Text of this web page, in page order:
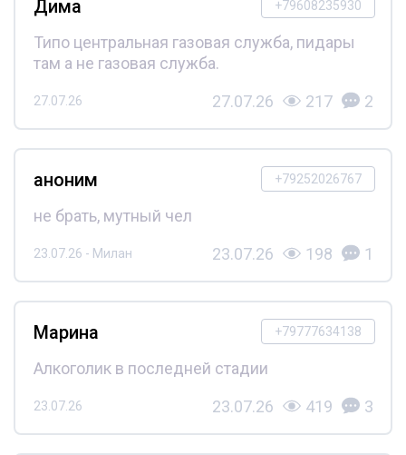
+79608235930
Дима
Типо центральная газовая служба, пидары
там а не газовая служба.
27.07.26 27.07.26 217 2
+79252026767
аноним
не брать, мутный чел
23.07.26 - Милан 23.07.26 198 1
+79777634138
Марина
Алкоголик в последней стадии
23.07.26 23.07.26 419 3